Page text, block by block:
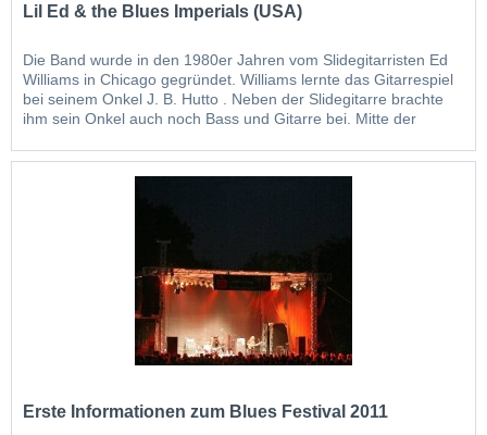
Lil Ed & the Blues Imperials (USA)
Die Band wurde in den 1980er Jahren vom Slidegitarristen Ed
Williams in Chicago gegründet. Williams lernte das Gitarrespiel
bei seinem Onkel J. B. Hutto . Neben der Slidegitarre brachte
ihm sein Onkel auch noch Bass und Gitarre bei. Mitte der
"Pookie" Young professionelle Musiker und formten die ersten
Erste Informationen zum Blues Festival 2011